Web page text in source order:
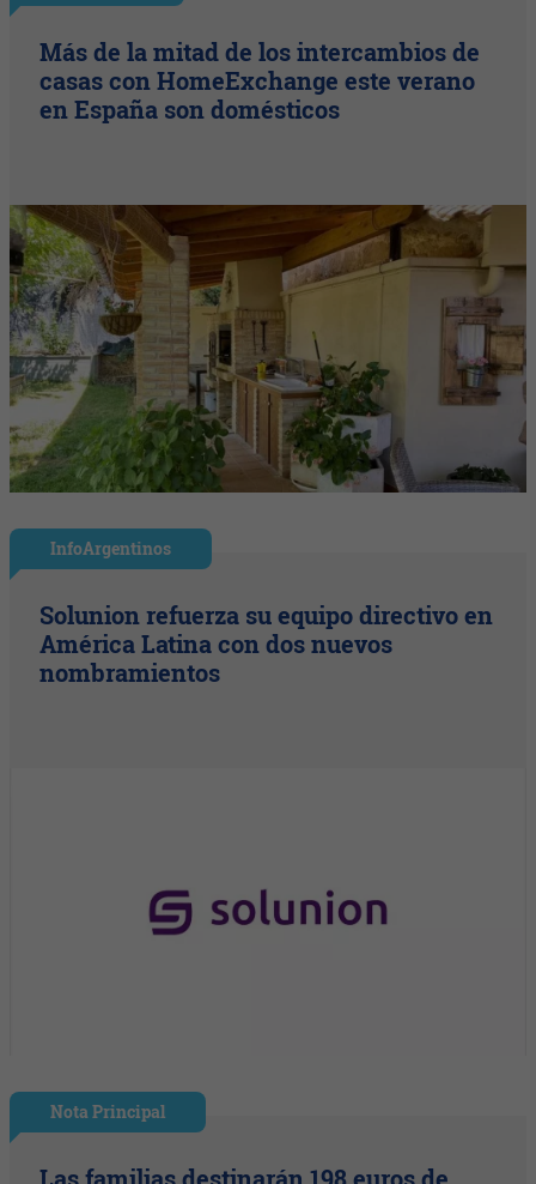
Más de la mitad de los intercambios de
casas con HomeExchange este verano
en España son domésticos
InfoArgentinos
Solunion refuerza su equipo directivo en
América Latina con dos nuevos
nombramientos
Nota Principal